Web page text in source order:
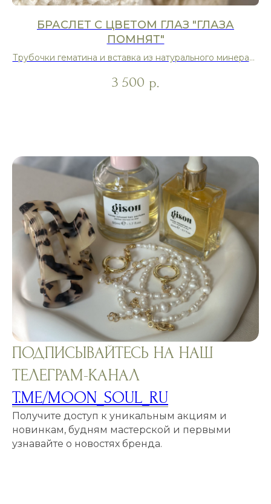
БРАСЛЕТ С ЦВЕТОМ ГЛАЗ "ГЛАЗА
ПОМНЯТ"
Трубочки гематина и вставка из натурального минерала
3 500 р.
ПОДПИСЫВАЙТЕСЬ НА НАШ
ТЕЛЕГРАМ-КАНАЛ
T.ME/MOON_SOUL_RU
Получите доступ к уникальным акциям и
новинкам, будням мастерской и первыми
узнавайте о новостях бренда.